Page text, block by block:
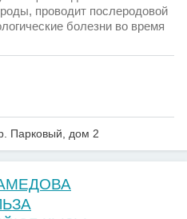
проводит послеродовой
болезни во время
Парковый, дом 2